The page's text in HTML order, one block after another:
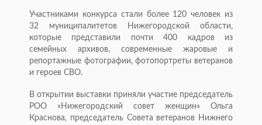
Участниками конкурса стали более 120 человек из
32 муниципалитетов Нижегородской области,
которые представили почти 400 кадров из
семейных архивов, современные жаровые и
репортажные фотографии, фотопортреты ветеранов
и героев СВО.
В открытии выставки приняли участие председатель
РОО «Нижегородский совет женщин» Ольга
Краснова, председатель Совета ветеранов Нижнего